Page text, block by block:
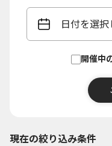
日付を選
開催中
現在の絞り込み条件